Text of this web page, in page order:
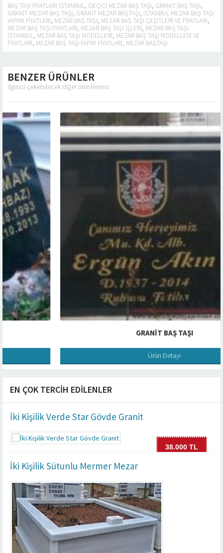
BAŞ TAŞI FIYATLARI ISTANBUL, GEÇICI MEZAR BAŞ TAŞI, GRANIT BAŞ TAŞI,
GRANIT MEZAR BAŞ TAŞI, GRANIT MEZAR BAŞTAŞI, ISTANBUL MEZAR BAŞ TAŞI
YAPIMI FIYATLARI, MEZAR BAŞ TAŞI, MEZAR BAŞ TAŞI ÇEŞITLERI VE FIYATLARI,
MEZAR BAŞ TAŞI FIYATLARI, MEZAR BAŞ TAŞI IŞLERI, MEZAR BAŞ TAŞI
ISTANBUL, MEZAR BAŞ TAŞI MODELLERI, MEZAR BAŞ TAŞI MODELLERI VE
FIYATLARI, MEZAR BAŞ TAŞI YAPIM FIYATLARI, MEZAR BAŞTAŞI
BENZER ÜRÜNLER
İlginizi çekebilecek diğer ürünlerimiz
GRANIT BAŞ TAŞI
EN ÇOK TERCIH EDILENLER
İki Kişilik Verde Star Gövde Granit
38.000 TL
İki Kişilik Sütunlu Mermer Mezar